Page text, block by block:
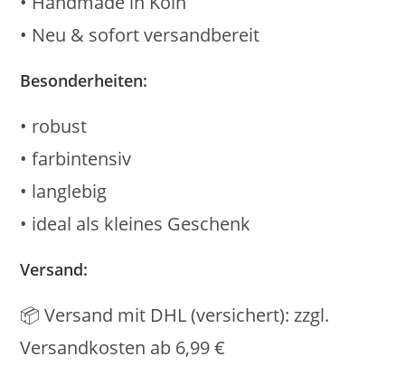
• Neu & sofort versandbereit
Besonderheiten:
• robust
• farbintensiv
• langlebig
• ideal als kleines Geschenk
Versand:
📦 Versand mit DHL (versichert): zzgl.
Versandkosten ab 6,99 €